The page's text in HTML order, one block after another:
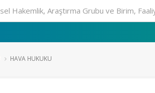
HAVA HUKUKU